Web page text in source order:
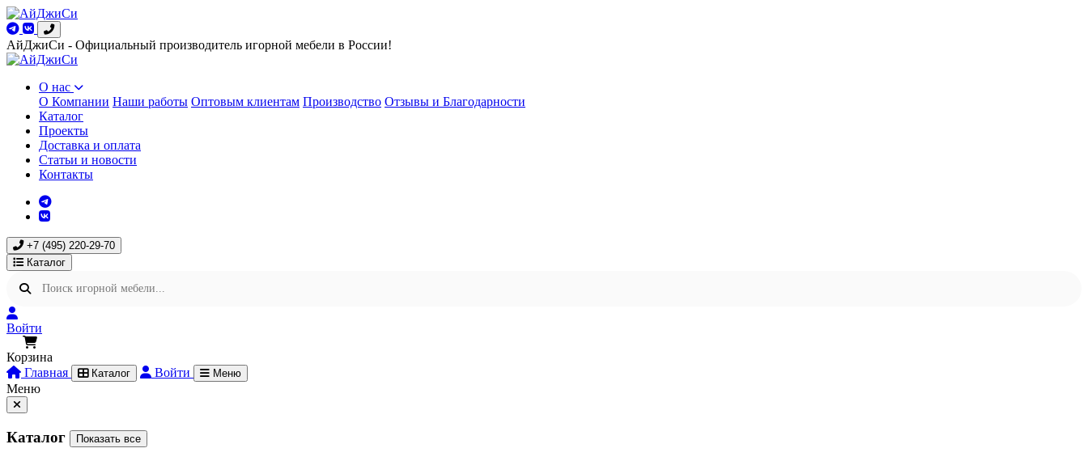
АйДжиСи - Официальный производитель игорной мебели в России!
О нас
О Компании Наши работы Оптовым клиентам Производство Отзывы и Благодарности
Каталог
Проекты
Доставка и оплата
Статьи и новости
Контакты
+7 (495) 220-29-70
Каталог
Войти
Корзина
Главная
Каталог Войти Меню
Меню
Каталог Показать все